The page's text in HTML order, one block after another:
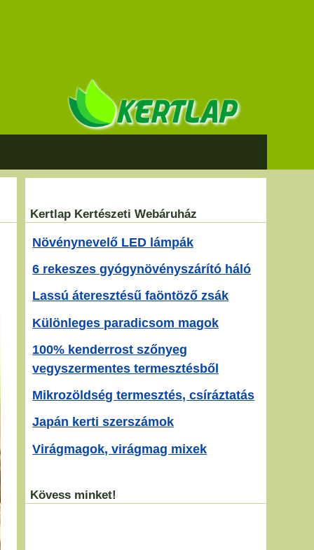
Kertlap Kertészeti Webáruház
Növénynevelő LED lámpák
6 rekeszes gyógynövényszárító háló
Lassú áteresztésű faöntöző zsák
Különleges paradicsom magok
100% kenderrost szőnyeg
vegyszermentes termesztésből
Mikrozöldség termesztés, csíráztatás
Japán kerti szerszámok
Virágmagok, virágmag mixek
Kövess minket!